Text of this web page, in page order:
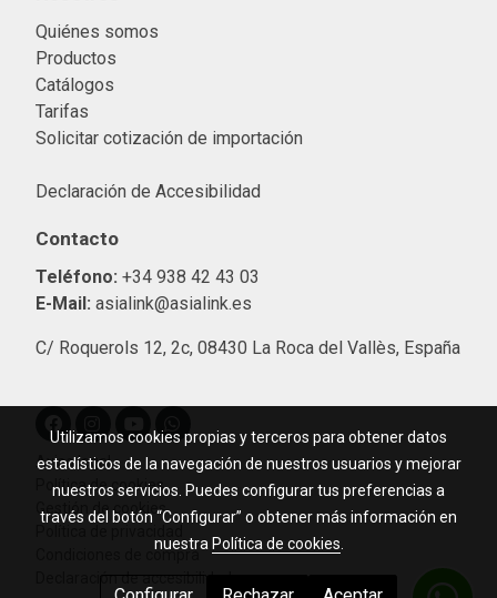
Quiénes somos
Productos
Catálogos
Tarifas
Solicitar cotización de importación
Declaración de Accesibilidad
Contacto
Teléfono: +34 938 42 43 03
E-Mail: asialink@asialink.es
C/ Roquerols 12, 2c, 08430 La Roca del Vallès, España
Aviso legal
Política de cookies
Gestión de cookies
Condiciones de compra
Utilizamos cookies propias y terceros para obtener datos
estadísticos de la navegación de nuestros usuarios y mejorar
nuestros servicios. Puedes configurar tus preferencias a
través del botón “Configurar” o obtener más información en
nuestra Política de cookies